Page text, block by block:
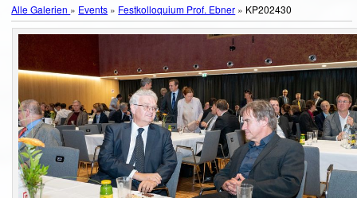
Alle Galerien » Events » Festkolloquium Prof. Ebner » KP202430